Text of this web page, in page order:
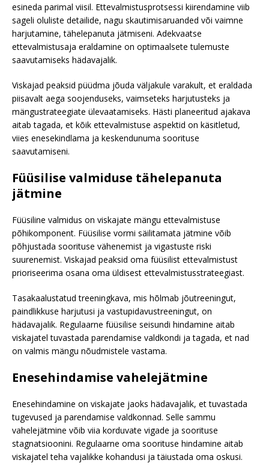
esineda parimal viisil. Ettevalmistusprotsessi kiirendamine viib
sageli oluliste detailide, nagu skautimisaruanded või vaimne
harjutamine, tähelepanuta jätmiseni. Adekvaatse
ettevalmistusaja eraldamine on optimaalsete tulemuste
saavutamiseks hädavajalik.
Viskajad peaksid püüdma jõuda väljakule varakult, et eraldada
piisavalt aega soojenduseks, vaimseteks harjutusteks ja
mängustrateegiate ülevaatamiseks. Hästi planeeritud ajakava
aitab tagada, et kõik ettevalmistuse aspektid on käsitletud,
viies enesekindlama ja keskendunuma soorituse
saavutamiseni.
Füüsilise valmiduse tähelepanuta
jätmine
Füüsiline valmidus on viskajate mängu ettevalmistuse
põhikomponent. Füüsilise vormi säilitamata jätmine võib
põhjustada soorituse vähenemist ja vigastuste riski
suurenemist. Viskajad peaksid oma füüsilist ettevalmistust
prioriseerima osana oma üldisest ettevalmistusstrateegiast.
Tasakaalustatud treeningkava, mis hõlmab jõutreeningut,
paindlikkuse harjutusi ja vastupidavustreeningut, on
hädavajalik. Regulaarne füüsilise seisundi hindamine aitab
viskajatel tuvastada parendamise valdkondi ja tagada, et nad
on valmis mängu nõudmistele vastama.
Enesehindamise vahelejätmine
Enesehindamine on viskajate jaoks hädavajalik, et tuvastada
tugevused ja parendamise valdkonnad. Selle sammu
vahelejätmine võib viia korduvate vigade ja soorituse
stagnatsioonini. Regulaarne oma soorituse hindamine aitab
viskajatel teha vajalikke kohandusi ja täiustada oma oskusi.